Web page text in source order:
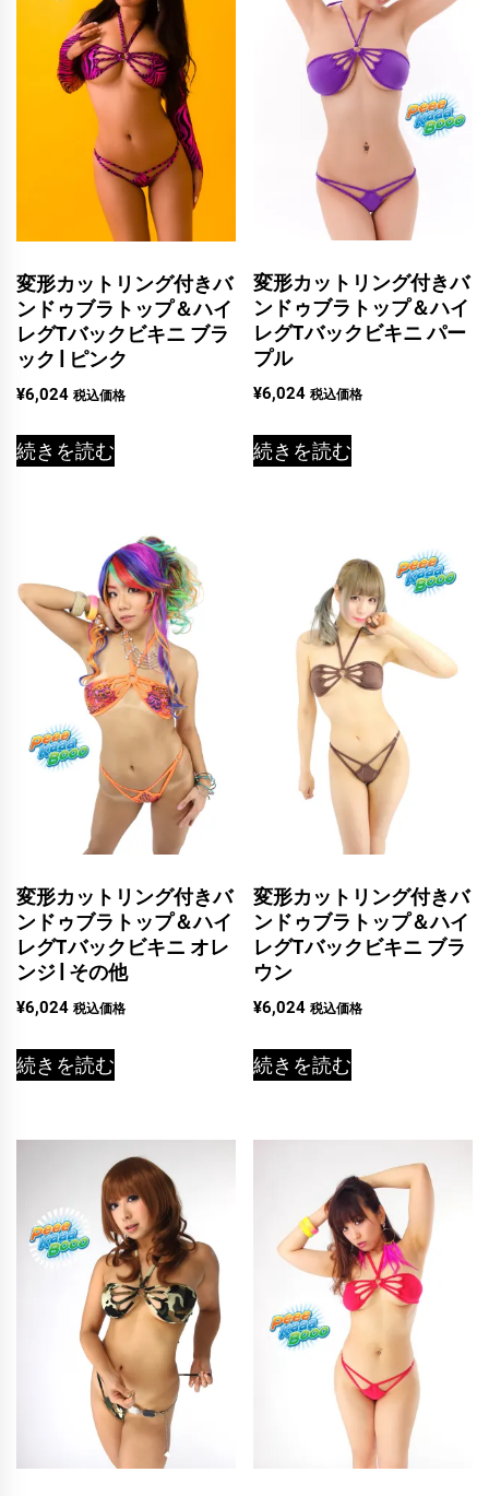
変形カットリング付きバ
ンドゥブラトップ＆ハイ
レグTバックビキニ ブラ
ック | ピンク
¥6,024 税込価格
続きを読む
変形カットリング付きバ
ンドゥブラトップ＆ハイ
レグTバックビキニ パー
プル
¥6,024 税込価格
続きを読む
変形カットリング付きバ
ンドゥブラトップ＆ハイ
レグTバックビキニ オレ
ンジ | その他
¥6,024 税込価格
続きを読む
変形カットリング付きバ
ンドゥブラトップ＆ハイ
レグTバックビキニ ブラ
ウン
¥6,024 税込価格
続きを読む